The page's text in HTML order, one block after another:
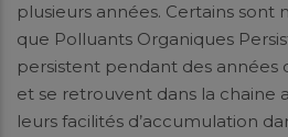
plusieurs années. Certains sont
que Polluants Organiques
persistent pendant des années
et se retrouvent dans la chaine
leurs facilités d’accumulation